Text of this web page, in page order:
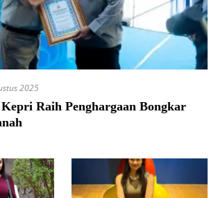
2025
Raih Penghargaan Bongkar